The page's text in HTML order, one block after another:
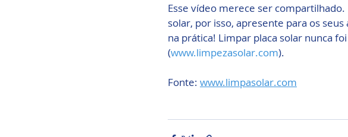
Esse vídeo merece ser
solar, por isso, apresente para os
na prática! Limpar placa solar nunca
(www.limpezasolar.com).
Fonte: www.limpasolar.com